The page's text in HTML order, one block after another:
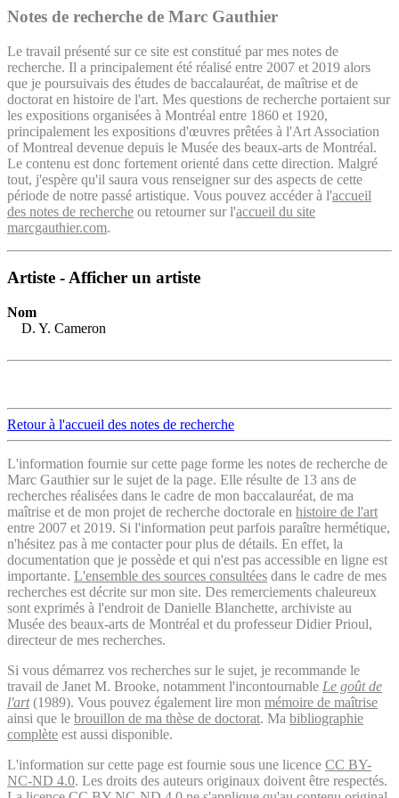
Notes de recherche de Marc Gauthier
Le travail présenté sur ce site est constitué par mes notes de
recherche. Il a principalement été réalisé entre 2007 et 2019 alors
que je poursuivais des études de baccalauréat, de maîtrise et de
doctorat en histoire de l'art. Mes questions de recherche portaient sur
les expositions organisées à Montréal entre 1860 et 1920,
principalement les expositions d'œuvres prêtées à l'Art Association
of Montreal devenue depuis le Musée des beaux-arts de Montréal.
Le contenu est donc fortement orienté dans cette direction. Malgré
tout, j'espère qu'il saura vous renseigner sur des aspects de cette
période de notre passé artistique. Vous pouvez accéder à l'accueil
des notes de recherche ou retourner sur l'accueil du site
marcgauthier.com.
Artiste - Afficher un artiste
Nom
D. Y. Cameron
Retour à l'accueil des notes de recherche
L'information fournie sur cette page forme les notes de recherche de
Marc Gauthier sur le sujet de la page. Elle résulte de 13 ans de
recherches réalisées dans le cadre de mon baccalauréat, de ma
maîtrise et de mon projet de recherche doctorale en histoire de l'art
entre 2007 et 2019. Si l'information peut parfois paraître hermétique,
n'hésitez pas à me contacter pour plus de détails. En effet, la
documentation que je possède et qui n'est pas accessible en ligne est
importante. L'ensemble des sources consultées dans le cadre de mes
recherches est décrite sur mon site. Des remerciements chaleureux
sont exprimés à l'endroit de Danielle Blanchette, archiviste au
Musée des beaux-arts de Montréal et du professeur Didier Prioul,
directeur de mes recherches.
Si vous démarrez vos recherches sur le sujet, je recommande le
travail de Janet M. Brooke, notamment l'incontournable Le goût de
l'art(1989). Vous pouvez également lire mon mémoire de maîtrise
ainsi que le brouillon de ma thèse de doctorat. Ma bibliographie
complète est aussi disponible.
L'information sur cette page est fournie sous une licence CC BY-
NC-ND 4.0. Les droits des auteurs originaux doivent être respectés.